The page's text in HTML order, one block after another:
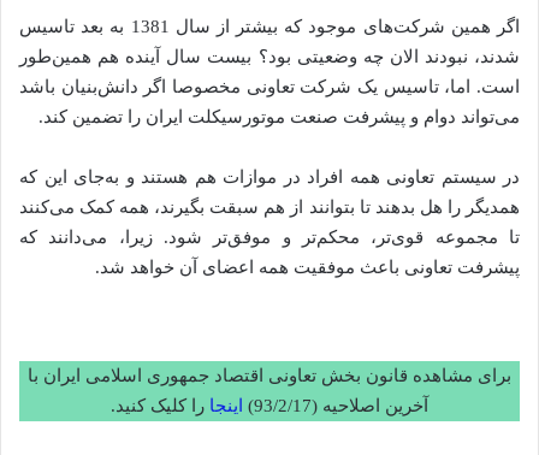
اگر همين شركت‌هاى موجود كه بيشتر از سال 1381 به بعد تاسيس
شدند، نبودند الان چه وضعيتى بود؟ بيست سال آينده هم همين‌طور
است. اما، تاسیس یک شرکت تعاونی مخصوصا اگر دانش‌بنیان باشد
می‌تواند دوام و پیشرفت صنعت موتورسیکلت ایران را تضمین کند.
در سیستم تعاونی همه افراد در موازات هم هستند و به‌جای این که
همدیگر را هل بدهند تا بتوانند از هم سبقت بگیرند، همه کمک می‌کنند
تا مجموعه قوی‌تر، محکم‌تر و موفق‌تر شود. زیرا، می‌دانند که
پیشرفت تعاونی باعث موفقیت همه اعضای آن خواهد شد.
برای مشاهده قانون بخش تعاونی اقتصاد جمهوری اسلامی ایران با
آخرين اصلاحيه (93/2/17)
اینجا را کلیک کنید.